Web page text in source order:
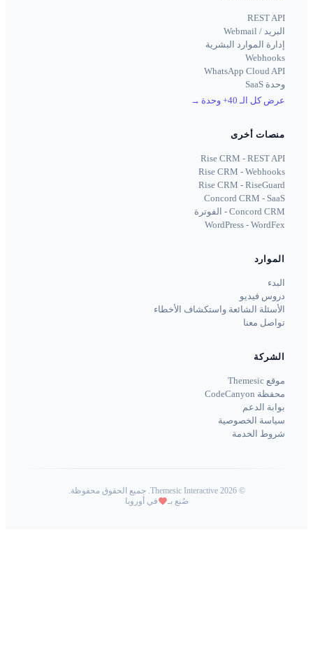
REST API
البريد / Webmail
إدارة الموارد البشرية
Webhooks
WhatsApp Cloud API
وحدة SaaS
عرض كل الـ 40+ وحدة
→
منصات أخرى
Rise CRM - REST API
Rise CRM - Webhooks
Rise CRM - RiseGuard
Concord CRM - SaaS
Concord CRM - الفوترة
WordPress - WordFex
الموارد
البدء
دروس فيديو
الأسئلة الشائعة واستكشاف الأخطاء
تواصل معنا
الشركة
موقع Themesic
محفظة CodeCanyon
بوابة الدعم
سياسة الخصوصية
شروط الخدمة
©
2026 Themesic Interactive. جميع الحقوق محفوظة.
صُنع بـ
في أوروبا